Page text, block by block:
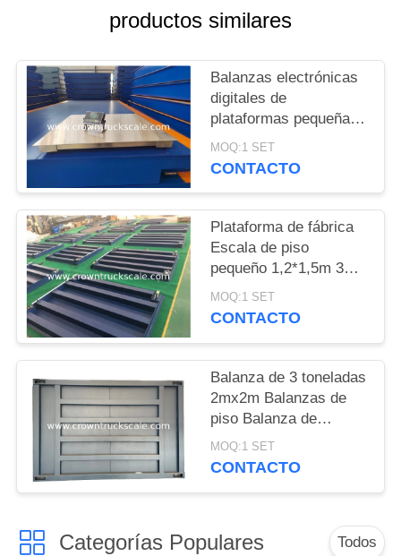
COTIZACIÓN
MAPA
DEL
SITIO
PRIVACY
POLICY
productos similares
Balanzas electrónicas
digitales de
plataformas pequeñas
con alta precisión
MOQ:1 SET
CONTACTO
Plataforma de fábrica
Escala de piso
pequeño 1,2*1,5m 3
toneladas con entrega
rápida
MOQ:1 SET
CONTACTO
Balanza de 3 toneladas
2mx2m Balanzas de
piso Balanza de
plataforma
MOQ:1 SET
CONTACTO
Categorías Populares Todos